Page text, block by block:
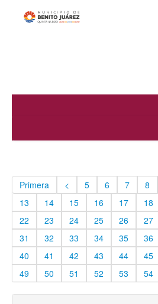
Obligaciones de transparencia
Solicitudes de acceso
Protección de datos personales
Transparencia financiera
Primera < 5 6 7 8
13
14 15 16 17 18
22
23 24 25 26 27
31
32 33 34 35 36
40
41 42 43 44 45
49
50 51 52 53 54